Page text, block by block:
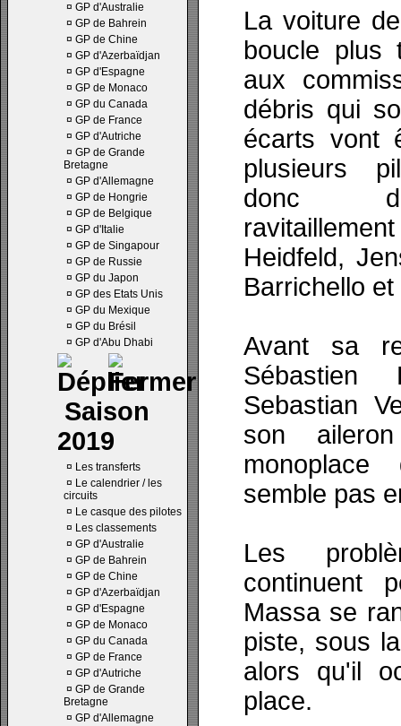
¤ GP d'Australie
¤ GP de Bahrein
¤ GP de Chine
¤ GP d'Azerbaïdjan
¤ GP d'Espagne
¤ GP de Monaco
¤ GP du Canada
¤ GP de France
¤ GP d'Autriche
¤ GP de Grande
Bretagne
¤ GP d'Allemagne
¤ GP de Hongrie
¤ GP de Belgique
¤ GP d'Italie
¤ GP de Singapour
¤ GP de Russie
¤ GP du Japon
¤ GP des Etats Unis
¤ GP du Mexique
¤ GP du Brésil
¤ GP d'Abu Dhabi
Saison
2019
¤ Les transferts
¤ Le calendrier / les
circuits
¤ Le casque des pilotes
¤ Les classements
¤ GP d'Australie
¤ GP de Bahrein
¤ GP de Chine
¤ GP d'Azerbaïdjan
¤ GP d'Espagne
¤ GP de Monaco
¤ GP du Canada
¤ GP de France
¤ GP d'Autriche
¤ GP de Grande
Bretagne
¤ GP d'Allemagne
La voiture
boucle plus
aux
débris qui
écarts vont
plusieurs
donc
Heidfeld,
Barrichello
Avant sa
Sebastian
son
semble pas
Les
continuent
Massa se
piste, sous
alors qu'il
place.